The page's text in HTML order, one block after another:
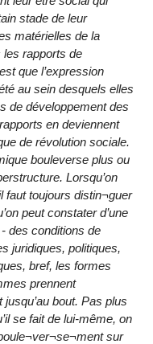
stade de leur
matérielles de la
les rapports de
que l’expression
au sein desquels elles
de développement des
en deviennent
de révolution sociale.
bouleverse plus ou
Lorsqu’on
faut toujours distin¬guer
peut constater d’une
des conditions de
juridiques, politiques,
bref, les formes
prennent
bout. Pas plus
se fait de lui-même, on
sur